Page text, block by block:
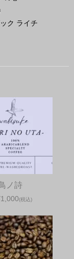
ク ライチ
ノ詩
(税込)